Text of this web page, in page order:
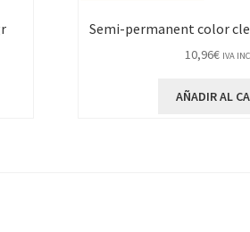
Semi-permanent color
10,96€ IVA
AÑADIR AL